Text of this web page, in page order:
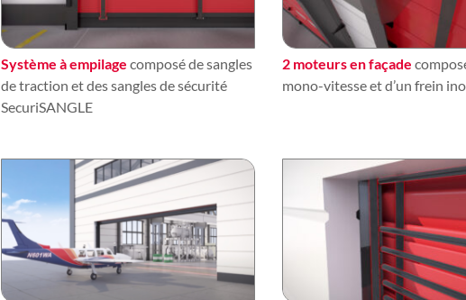
Système à empilage composé de sangles
de traction et des sangles de sécurité
SecuriSANGLE
2 moteurs en façade
mono-vitesse et d’un frein